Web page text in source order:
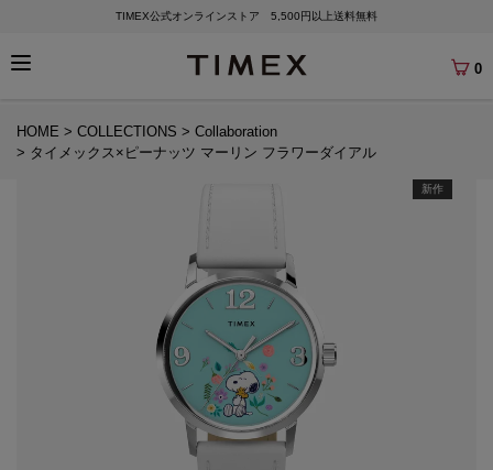
TIMEX公式オンラインストア 5,500円以上送料無料
0
HOME COLLECTIONS
Collaboration
タイメックス×ピーナッツ マーリン フラワーダイアル
新作